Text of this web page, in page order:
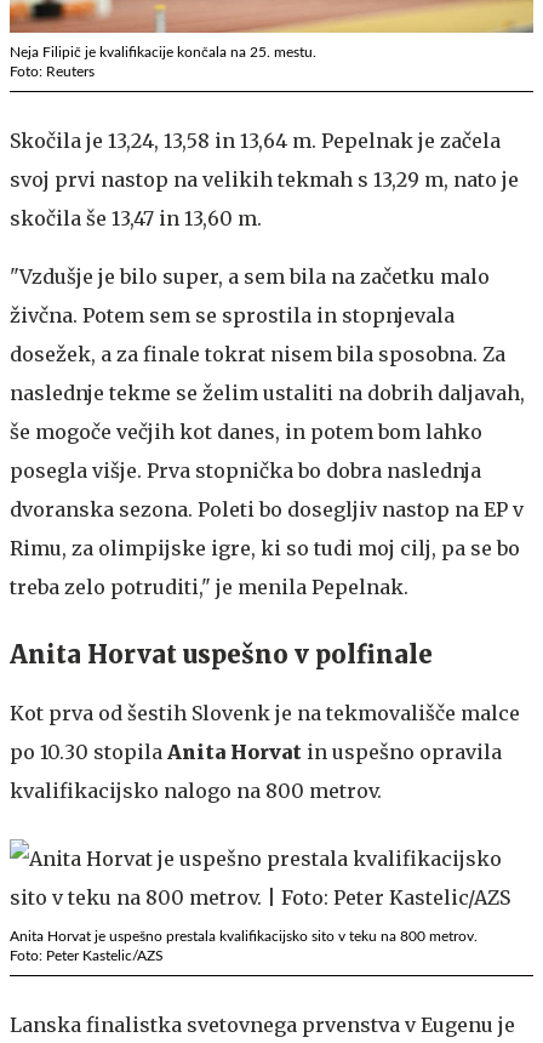
Neja Filipič je kvalifikacije končala na 25. mestu.
Foto: Reuters
Skočila je 13,24, 13,58 in 13,64 m. Pepelnak je začela
svoj prvi nastop na velikih tekmah s 13,29 m, nato je
skočila še 13,47 in 13,60 m.
"Vzdušje je bilo super, a sem bila na začetku malo
živčna. Potem sem se sprostila in stopnjevala
dosežek, a za finale tokrat nisem bila sposobna. Za
naslednje tekme se želim ustaliti na dobrih daljavah,
še mogoče večjih kot danes, in potem bom lahko
posegla višje. Prva stopnička bo dobra naslednja
dvoranska sezona. Poleti bo dosegljiv nastop na EP v
Rimu, za olimpijske igre, ki so tudi moj cilj, pa se bo
treba zelo potruditi," je menila Pepelnak.
Anita Horvat uspešno v polfinale
Kot prva od šestih Slovenk je na tekmovališče malce
po 10.30 stopila Anita Horvat in uspešno opravila
kvalifikacijsko nalogo na 800 metrov.
Anita Horvat je uspešno prestala kvalifikacijsko sito v teku na 800 metrov.
Foto: Peter Kastelic/AZS
Lanska finalistka svetovnega prvenstva v Eugenu je